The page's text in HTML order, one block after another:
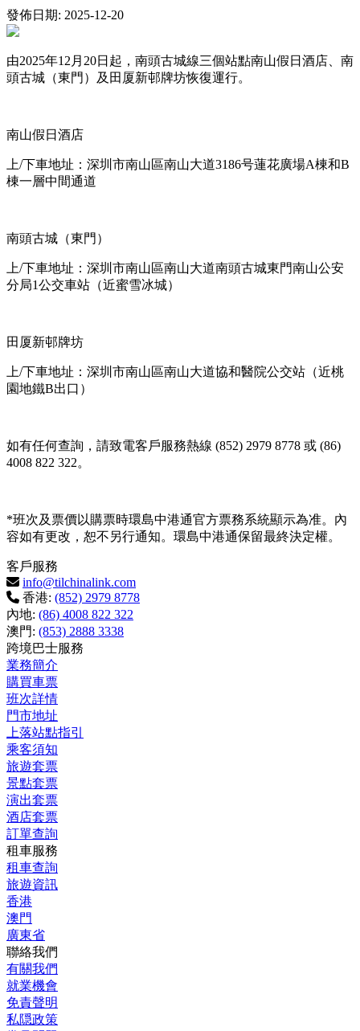
發佈日期: 2025-12-20
由2025年12月20日起，南頭古城線三個站點南山假日酒店、南
頭古城（東門）及田厦新邨牌坊恢復運行。
南山假日酒店
上/下車地址：深圳市南山區南山大道3186号蓮花廣場A棟和B
棟一層中間通道
南頭古城（東門）
上/下車地址：深圳市南山區南山大道南頭古城東門南山公安
分局1公交車站（近蜜雪冰城）
田厦新邨牌坊
上/下車地址：深圳市南山區南山大道協和醫院公交站（近桃
園地鐵B出口）
如有任何查詢，請致電客戶服務熱線 (852) 2979 8778 或 (86)
4008 822 322。
*班次及票價以購票時環島中港通官方票務系統顯示為准。內
容如有更改，恕不另行通知。環島中港通保留最終決定權。
客戶服務
info@tilchinalink.com
香港: (852) 2979 8778
內地: (86) 4008 822 322
澳門: (853) 2888 3338
跨境巴士服務
業務簡介
購買車票
班次詳情
門市地址
上落站點指引
乘客須知
旅遊套票
景點套票
演出套票
酒店套票
訂單查詢
租車服務
租車查詢
旅遊資訊
香港
澳門
廣東省
聯絡我們
有關我們
就業機會
免責聲明
私隠政策